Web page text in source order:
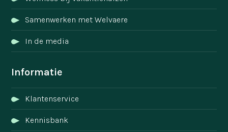
Samenwerken met Welvaere
In de media
Informatie
Klantenservice
Kennisbank